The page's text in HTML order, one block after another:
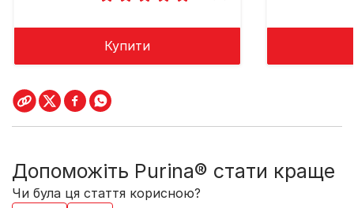
Купити
Допоможіть Purina® стати краще
Чи була ця стаття корисною?